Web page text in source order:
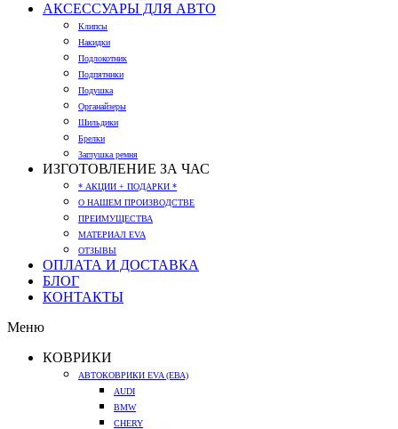
АКСЕССУАРЫ ДЛЯ АВТО
Клипсы
Накидки
Подлокотник
Подпятники
Подушка
Органайзеры
Шильдики
Брелки
Заглушка ремня
ИЗГОТОВЛЕНИЕ ЗА ЧАС
* АКЦИИ + ПОДАРКИ *
О НАШЕМ ПРОИЗВОДСТВЕ
ПРЕИМУЩЕСТВА
МАТЕРИАЛ EVA
ОТЗЫВЫ
ОПЛАТА И ДОСТАВКА
БЛОГ
КОНТАКТЫ
Меню
КОВРИКИ
АВТОКОВРИКИ EVA (ЕВА)
AUDI
BMW
CHERY